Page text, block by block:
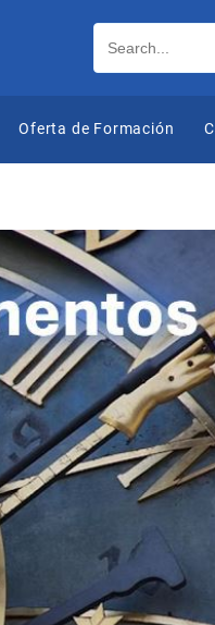
Oferta de Formación